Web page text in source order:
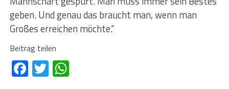
geben. Und genau das braucht man, wenn man
Großes erreichen möchte.“
Beitrag teilen
Facebook
TwitterWhatsApp